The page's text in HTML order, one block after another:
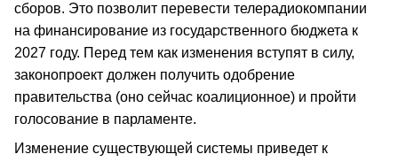
сборов. Это позволит перевести телерадиокомпании
на финансирование из государственного бюджета к
2027 году. Перед тем как изменения вступят в силу,
законопроект должен получить одобрение
правительства (оно сейчас коалиционное) и пройти
голосование в парламенте.
Изменение существующей системы приведет к